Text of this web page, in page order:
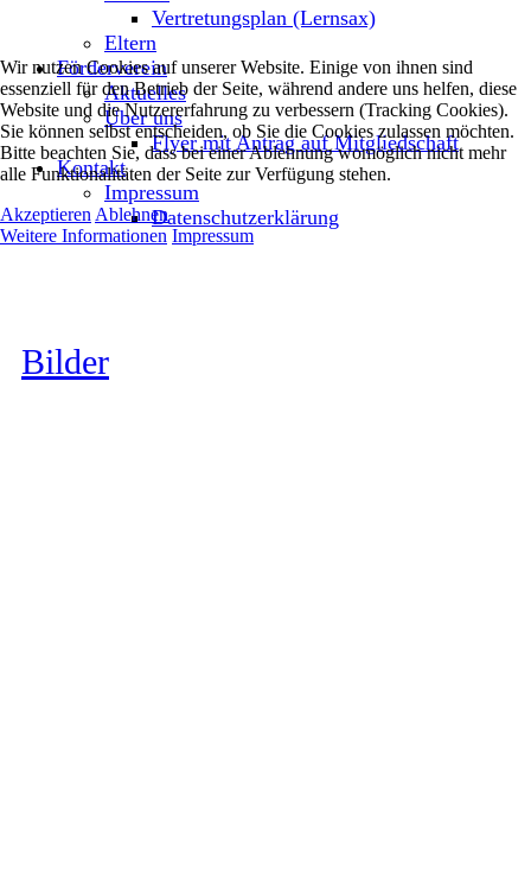
Vertretungsplan (Lernsax)
Eltern
Förderverein
Aktuelles
Über uns
Flyer mit Antrag auf Mitgliedschaft
Kontakt
Impressum
Datenschutzerklärung
Bilder
Wir nutzen Cookies auf unserer Website. Einige von ihnen sind
essenziell für den Betrieb der Seite, während andere uns helfen, diese
Website und die Nutzererfahrung zu verbessern (Tracking Cookies).
Sie können selbst entscheiden, ob Sie die Cookies zulassen möchten.
Bitte beachten Sie, dass bei einer Ablehnung womöglich nicht mehr
alle Funktionalitäten der Seite zur Verfügung stehen.
Akzeptieren Ablehnen
Weitere Informationen Impressum